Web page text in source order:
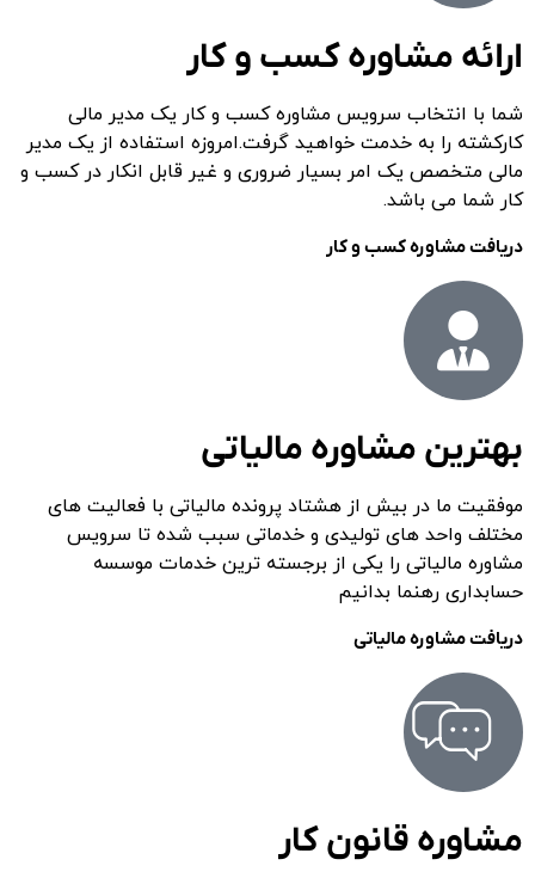
ارائه مشاوره کسب و کار
شما با انتخاب سرویس مشاوره کسب و کار یک مدیر مالی
کارکشته را به خدمت خواهید گرفت.امروزه استفاده از یک مدیر
مالی متخصص یک امر بسیار ضروری و غیر قابل انکار در کسب و
کار شما می باشد.
دریافت مشاوره کسب و کار
بهترین مشاوره مالیاتی
موفقیت ما در بیش از هشتاد پرونده مالیاتی با فعالیت های
مختلف واحد های تولیدی و خدماتی سبب شده تا سرویس
مشاوره مالیاتی را یکی از برجسته ترین خدمات موسسه
حسابداری رهنما بدانیم
دریافت مشاوره مالیاتی
مشاوره قانون کار